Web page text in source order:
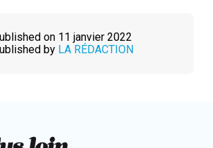
on 11 janvier 2022
by LA RÉDACTION
loin